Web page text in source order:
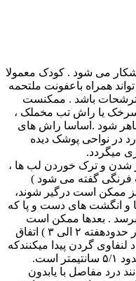
آشکار می شود . کودک معمولا
همراه باعفونت ملتحمه
باشد . ممکنست
یا راش تب مخملک ،
ظاهر شود .اساسا راش های
در نواحی پوشک دیده
میگردد.
و ترک خوردن لب ها ،
فرنگی گفته می شود )
ممکن است درگیر شوند،
انگشت های دست و پا که
. بعدها ممکن است
پوسته ریزی نوک انگشتان دست وپا ( در حدودهفته ۲ الی ۳ ) اتفاق
لنفاوی گردن پیدا میکنندکه
درد مفاصل با یابدون